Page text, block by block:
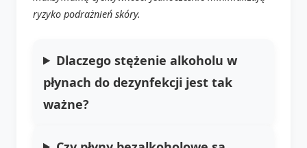
ryzyko podrażnień skóry.
Dlaczego stężenie alkoholu w
płynach do dezynfekcji jest tak
ważne?